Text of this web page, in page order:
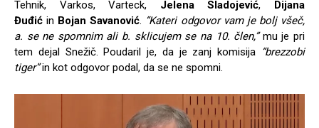
Tehnik, Varkos, Varteck, Jelena Sladojević, Dijana
Đuđićin Bojan Savanović. “Kateri odgovor vam je bolj všeč,
a. se ne spomnim ali b. sklicujem se na 10. člen,”mu je pri
tem dejal Snežič. Poudaril je, da je zanj komisija “brezzobi
tiger”in kot odgovor podal, da se ne spomni.